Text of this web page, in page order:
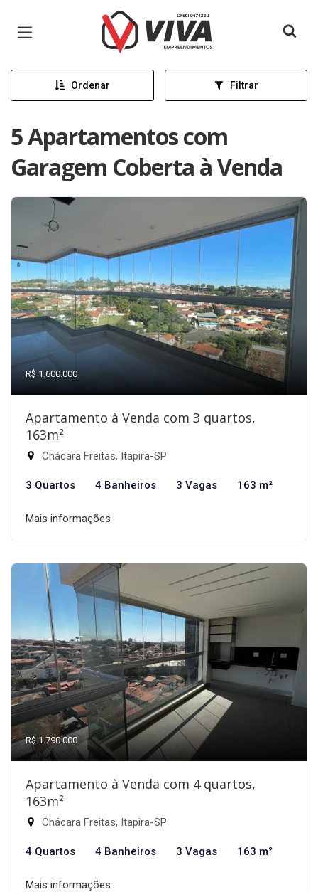
Página inicial
Ordenar Filtrar
5 Apartamentos com
Garagem Coberta à Venda
R$ 1.600.000
Apartamento à Venda com 3 quartos,
163m²
Chácara Freitas, Itapira-SP
3 Quartos 4 Banheiros 3 Vagas 163 m²
Mais informações
R$ 1.790.000
Apartamento à Venda com 4 quartos,
163m²
Chácara Freitas, Itapira-SP
4 Quartos 4 Banheiros 3 Vagas 163 m²
Mais informações